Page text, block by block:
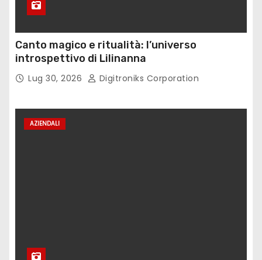
Canto magico e ritualità: l’universo
introspettivo di Lilinanna
Lug 30, 2026 Digitroniks Corporation
AZIENDALI